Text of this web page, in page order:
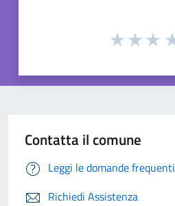
Contatta il comune
Leggi le domande frequenti
Richiedi Assistenza